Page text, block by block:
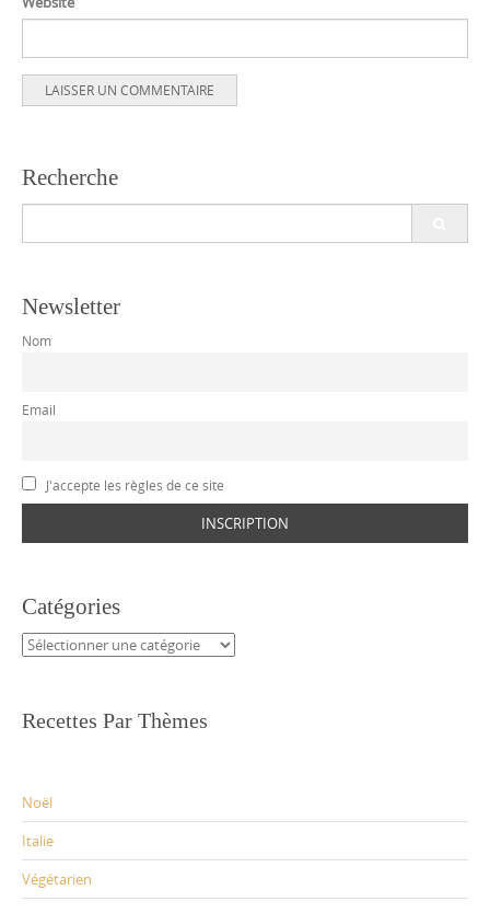
Recherche
Newsletter
Nom
Email
J'accepte les règles de ce site
Catégories
Catégories
Recettes Par Thèmes
Noël
Italie
Végétarien